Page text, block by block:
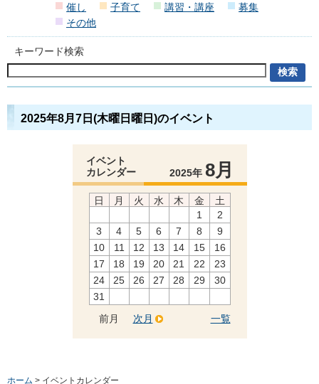
催し
子育て 講習・講座
募集
その他
キーワード検索
2025年8月7日(木曜日曜日)のイベント
イベント
カレンダー
2025年 8月
日 月 火 水 木 金
土
1
2
3
4 5 6 7 8
9
10
11 12 13 14 15
16
17
18 19 20 21 22
23
24
25 26 27 28 29
30
31
前月
一覧
次月
ホーム > イベントカレンダー